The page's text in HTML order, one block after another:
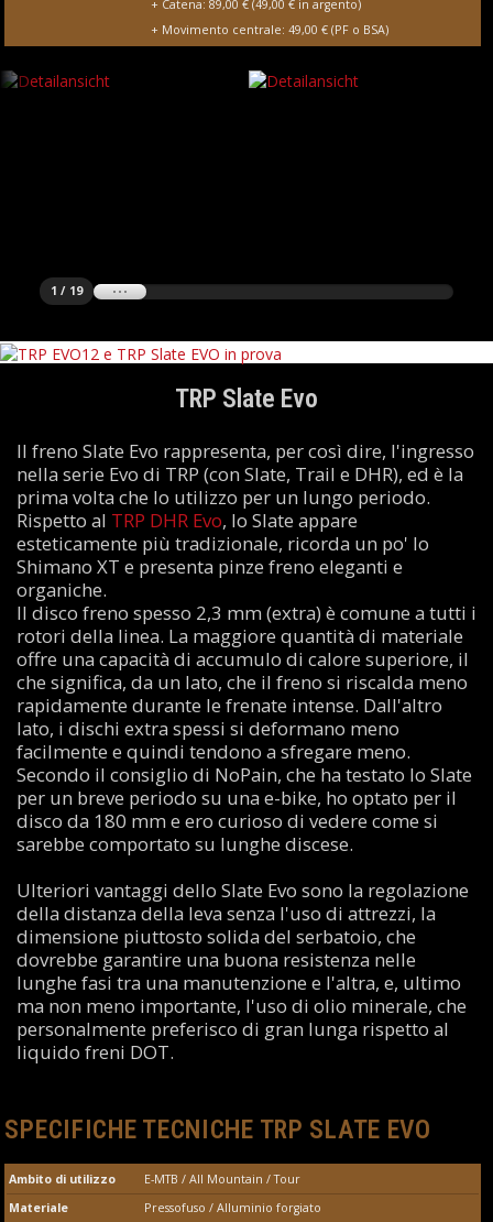
+ Catena: 89,00 € (49,00 € in argento)
+ Movimento centrale: 49,00 € (PF o BSA)
1 / 19
TRP Slate Evo
Il freno Slate Evo rappresenta, per così dire, l'ingresso
nella serie Evo di TRP (con Slate, Trail e DHR), ed è la
prima volta che lo utilizzo per un lungo periodo.
Rispetto al TRP DHR Evo, lo Slate appare
esteticamente più tradizionale, ricorda un po' lo
Shimano XT e presenta pinze freno eleganti e
organiche.
Il disco freno spesso 2,3 mm (extra) è comune a tutti i
rotori della linea. La maggiore quantità di materiale
offre una capacità di accumulo di calore superiore, il
che significa, da un lato, che il freno si riscalda meno
rapidamente durante le frenate intense. Dall'altro
lato, i dischi extra spessi si deformano meno
facilmente e quindi tendono a sfregare meno.
Secondo il consiglio di NoPain, che ha testato lo Slate
per un breve periodo su una e-bike, ho optato per il
disco da 180 mm e ero curioso di vedere come si
sarebbe comportato su lunghe discese.
Ulteriori vantaggi dello Slate Evo sono la regolazione
della distanza della leva senza l'uso di attrezzi, la
dimensione piuttosto solida del serbatoio, che
dovrebbe garantire una buona resistenza nelle
lunghe fasi tra una manutenzione e l'altra, e, ultimo
ma non meno importante, l'uso di olio minerale, che
personalmente preferisco di gran lunga rispetto al
liquido freni DOT.
SPECIFICHE TECNICHE TRP SLATE EVO
Ambito di utilizzo
E-MTB / All Mountain / Tour
Materiale
Pressofuso / Alluminio forgiato